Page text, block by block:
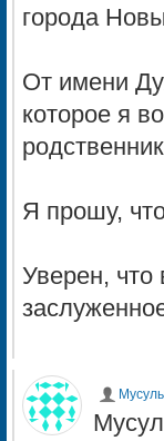
города
От имени
которое я
Я прошу,
Уверен, что